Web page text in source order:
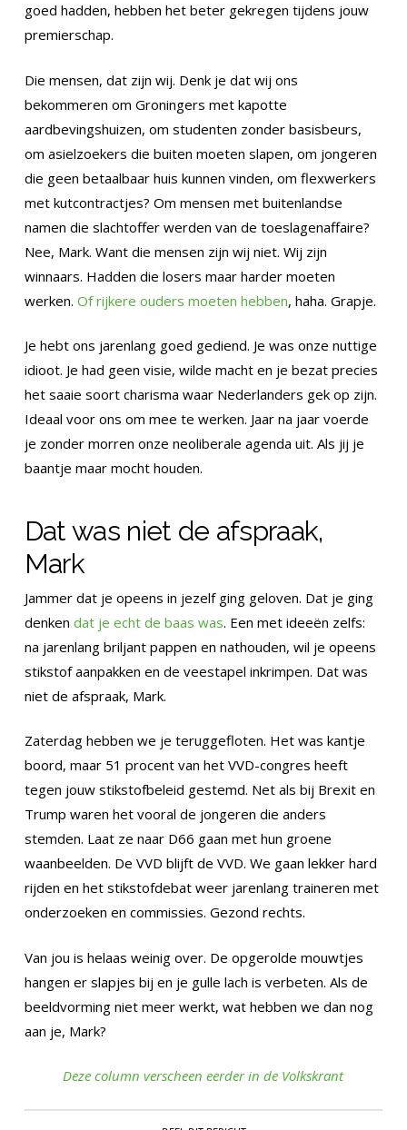
goed hadden, hebben het beter gekregen tijdens jouw
premierschap.
Die mensen, dat zijn wij. Denk je dat wij ons
bekommeren om Groningers met kapotte
aardbevingshuizen, om studenten zonder basisbeurs,
om asielzoekers die buiten moeten slapen, om jongeren
die geen betaalbaar huis kunnen vinden, om flexwerkers
met kutcontractjes? Om mensen met buitenlandse
namen die slachtoffer werden van de toeslagenaffaire?
Nee, Mark. Want die mensen zijn wij niet. Wij zijn
winnaars. Hadden die losers maar harder moeten
werken. Of rijkere ouders moeten hebben, haha. Grapje.
Je hebt ons jarenlang goed gediend. Je was onze nuttige
idioot. Je had geen visie, wilde macht en je bezat precies
het saaie soort charisma waar Nederlanders gek op zijn.
Ideaal voor ons om mee te werken. Jaar na jaar voerde
je zonder morren onze neoliberale agenda uit. Als jij je
baantje maar mocht houden.
Dat was niet de afspraak,
Mark
Jammer dat je opeens in jezelf ging geloven. Dat je ging
denken dat je echt de baas was. Een met ideeën zelfs:
na jarenlang briljant pappen en nathouden, wil je opeens
stikstof aanpakken en de veestapel inkrimpen. Dat was
niet de afspraak, Mark.
Zaterdag hebben we je teruggefloten. Het was kantje
boord, maar 51 procent van het VVD-congres heeft
tegen jouw stikstofbeleid gestemd. Net als bij Brexit en
Trump waren het vooral de jongeren die anders
stemden. Laat ze naar D66 gaan met hun groene
waanbeelden. De VVD blijft de VVD. We gaan lekker hard
rijden en het stikstofdebat weer jarenlang traineren met
onderzoeken en commissies. Gezond rechts.
Van jou is helaas weinig over. De opgerolde mouwtjes
hangen er slapjes bij en je gulle lach is verbeten. Als de
beeldvorming niet meer werkt, wat hebben we dan nog
aan je, Mark?
Deze column verscheen eerder in de Volkskrant